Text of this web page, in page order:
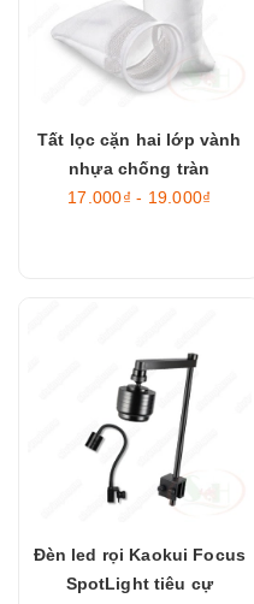
Tất lọc cặn hai lớp vành
nhựa chống tràn
17.000₫ - 19.000₫
Đèn led rọi Kaokui Focus
SpotLight tiêu cự